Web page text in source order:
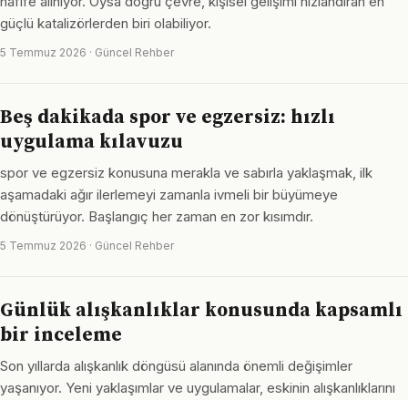
güçlü katalizörlerden biri olabiliyor.
5 Temmuz 2026 · Güncel Rehber
Beş dakikada spor ve egzersiz: hızlı
uygulama kılavuzu
spor ve egzersiz konusuna merakla ve sabırla yaklaşmak, ilk
aşamadaki ağır ilerlemeyi zamanla ivmeli bir büyümeye
dönüştürüyor. Başlangıç her zaman en zor kısımdır.
5 Temmuz 2026 · Güncel Rehber
Günlük alışkanlıklar konusunda kapsamlı
bir inceleme
Son yıllarda alışkanlık döngüsü alanında önemli değişimler
yaşanıyor. Yeni yaklaşımlar ve uygulamalar, eskinin alışkanlıklarını